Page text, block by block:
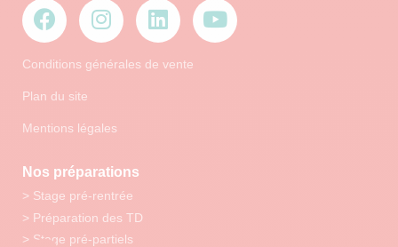
Conditions générales de vente
Plan du site
Mentions légales
Nos préparations
> Stage pré-rentrée
> Préparation des TD
> Stage pré-partiels